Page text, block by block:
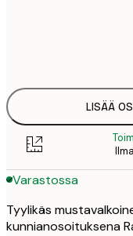
LISÄÄ
Varastossa
Tyylikäs
kunnianosoituksena